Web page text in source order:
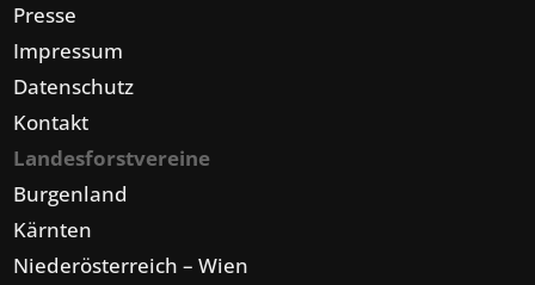
Presse
Impressum
Datenschutz
Kontakt
Landesforstvereine
Burgenland
Kärnten
Niederösterreich – Wien